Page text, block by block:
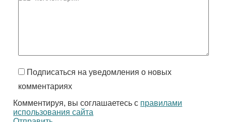
Подписаться на уведомления о новых
комментариях
Комментируя, вы соглашаетесь с правилами
использования сайта